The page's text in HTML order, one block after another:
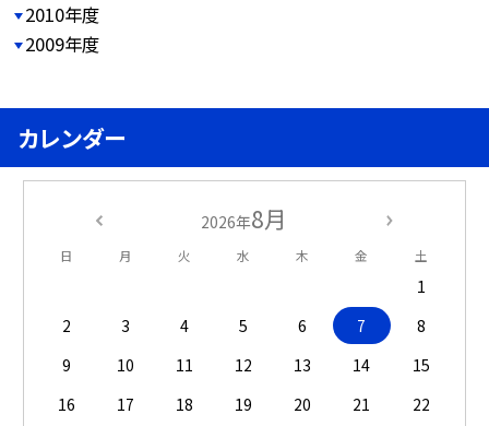
2010年度
2009年度
カレンダー
2026年8月
日 月 火 水 木 金 土
1
2
3 4 5 6 7
8
9
10 11 12 13 14
15
16
17 18 19 20 21
22